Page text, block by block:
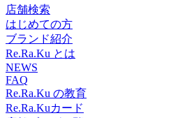
特典が適用されます。期間中は
す。 実施期間2026年7月18日（
利用可能店舗 全国のRe.Ra.Ku
を除く）購入方法 店頭・オンラ
ドチャージ10,000円以上のチャ
て「10％分」が自動で増額され
ジで11,000円分に！）https://
限： チャージした日から150日
３連休の空き状況は以下の通り
枠に空きがありましたら受け付
お問合せください♪【7月17日(金
～ ペアでのご案内も可能です
ご案内も可能です！・～２０：
(土)の空き状況】・１２：００
００～ ペアでのご案内も可能
でのご案内も可能です！・～２
店舗検索
はじめての方
ブランド紹介
Re.Ra.Ku とは
NEWS
FAQ
Re.Ra.Ku の教育
Re.Ra.Kuカード